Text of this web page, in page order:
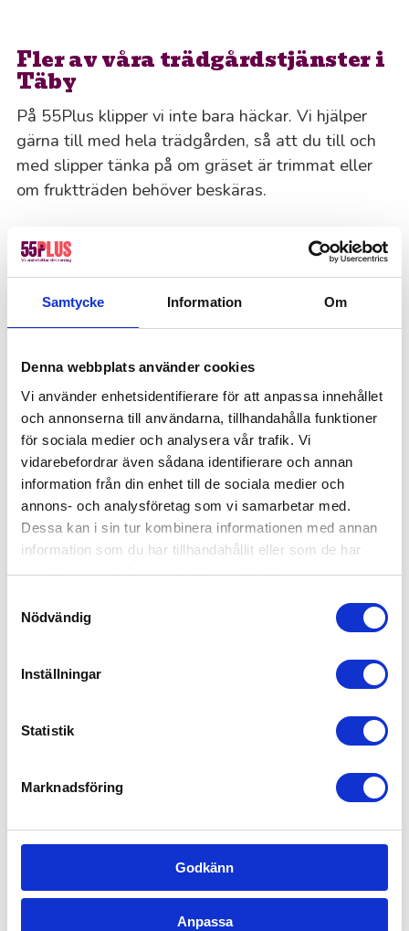
Samtycke Information Om
Denna webbplats använder cookies
Vi använder enhetsidentifierare för att anpassa innehållet
och annonserna till användarna, tillhandahålla funktioner
för sociala medier och analysera vår trafik. Vi
vidarebefordrar även sådana identifierare och annan
information från din enhet till de sociala medier och
annons- och analysföretag som vi samarbetar med.
Dessa kan i sin tur kombinera informationen med annan
information som du har tillhandahållit eller som de har
samlat in när du har använt deras tjänster.
Nödvändig
Inställningar
Statistik
Marknadsföring
Godkänn
Anpassa
Fler av våra trädgårdstjänster i
Täby
På 55Plus klipper vi inte bara häckar. Vi hjälper
gärna till med hela trädgården, så att du till och
med slipper tänka på om gräset är trimmat eller
om fruktträden behöver beskäras.
Gräsklippning
Att hålla gräsmattan trimmad kan vara
tidskrävande, särskilt under sommarmånaderna,
och för att gräsmattan ska vara frisk och frodig
krävs det att man klipper den ofta. Därför står
våra seniora medarbetare alltid redo att ta hand
om gräsklippningen, oavsett när det behövs.
Trädbeskärning
Vi hjälper gärna till med alla typer av
trädbeskärning, det vill säga uppbyggnads-,
underhålls- och föryngringsbeskärning. Våra
medarbetare beskär alla typer av frukt-, barr- och
Detta gör vi också för att stimulera en rikare
mycket mer.
Kontakta oss för häckklippning
Dags att snygga till trädgården? Fyll i vårt
formulär för att boka professionell häckklippning i
Täby.